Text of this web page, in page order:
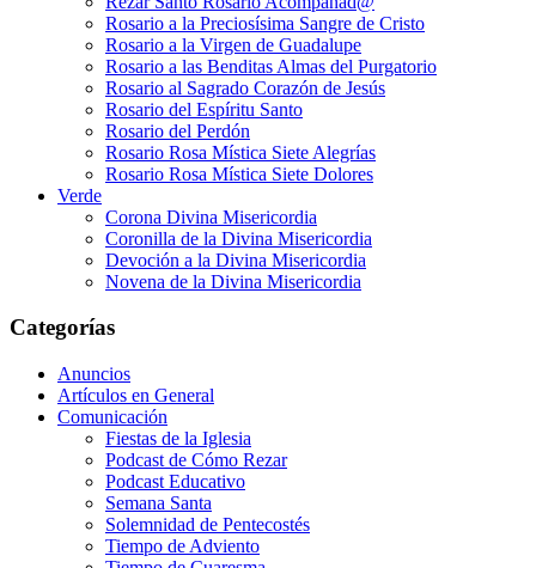
Rosario a la Preciosísima Sangre de Cristo
Rosario a la Virgen de Guadalupe
Rosario a las Benditas Almas del Purgatorio
Rosario al Sagrado Corazón de Jesús
Rosario del Espíritu Santo
Rosario del Perdón
Rosario Rosa Mística Siete Alegrías
Rosario Rosa Mística Siete Dolores
Verde
Corona Divina Misericordia
Coronilla de la Divina Misericordia
Devoción a la Divina Misericordia
Novena de la Divina Misericordia
Categorías
Anuncios
Artículos en General
Comunicación
Fiestas de la Iglesia
Podcast de Cómo Rezar
Podcast Educativo
Semana Santa
Solemnidad de Pentecostés
Tiempo de Adviento